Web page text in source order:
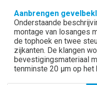
Aanbrengen
Onderstaande
montage van losanges
de tophoek en twee
zijkanten. De klangen
bevestigingsmateriaal
tenminste 20 μm op